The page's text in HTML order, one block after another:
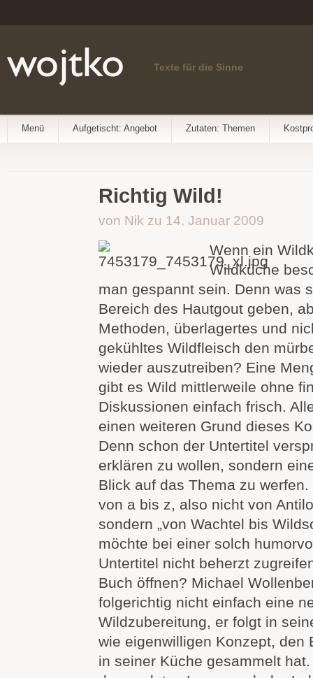
Texte für die Sinne
Menü Aufgetischt: Angebot Zutaten: Themen
Richtig Wild!
von Nik zu 14. Januar 2009
Wenn ein
Wildküche
man gespannt sein. Denn was
Bereich des Hautgout geben,
Methoden, überlagertes und
gekühltes Wildfleisch den
wieder auszutreiben? Eine
gibt es Wild mittlerweile ohne
Diskussionen einfach frisch.
einen weiteren Grund dieses
Denn schon der Untertitel
erklären zu wollen, sondern
Blick auf das Thema zu
von a bis z, also nicht von
sondern „von Wachtel bis
möchte bei einer solch
Untertitel nicht beherzt
Buch öffnen? Michael
folgerichtig nicht einfach eine
Wildzubereitung, er folgt in
wie eigenwilligen Konzept, den
in seiner Küche gesammelt